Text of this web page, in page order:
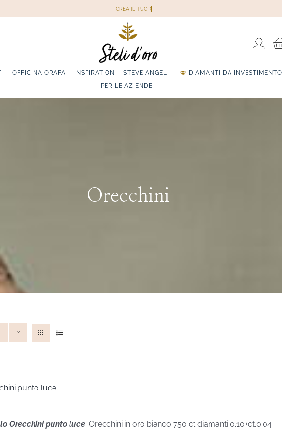
OFFICINA ORAFA INSPIRATION STEVE ANGELI DIAMANTI DA INVESTIMENTO
PER LE AZIENDE
Orecchini
punto luce
Orecchini punto luce Orecchini in oro bianco 750 ct diamanti 0.10+ct.0.04